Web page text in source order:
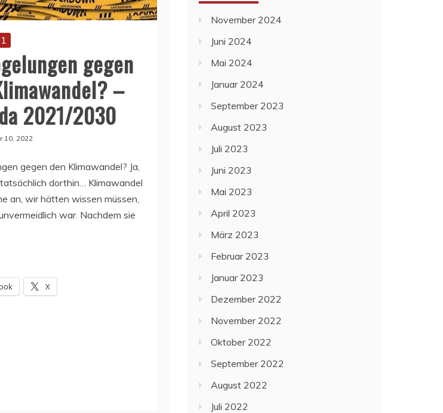
gegen
–
2021/2030
10, 2022
gegen den Klimawandel? Ja,
dorthin… Klimawandel
an, wir hätten wissen müssen,
war. Nachdem sie
X
November 2024
Juni 2024
Mai 2024
Januar 2024
September 2023
August 2023
Juli 2023
Juni 2023
Mai 2023
April 2023
März 2023
Februar 2023
Januar 2023
Dezember 2022
November 2022
Oktober 2022
September 2022
August 2022
Juli 2022